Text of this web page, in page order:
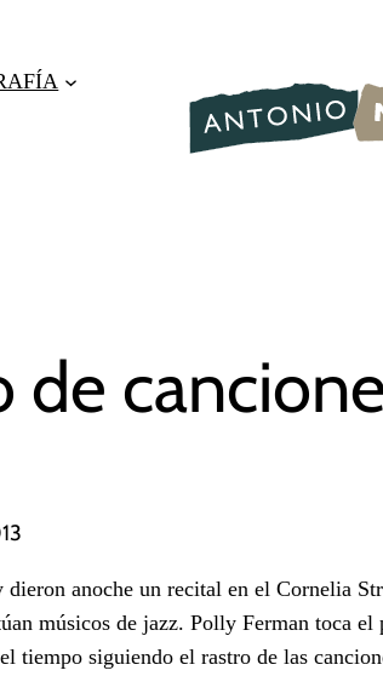
de
anoche un recital en el Cornelia
músicos de jazz. Polly Ferman toca
tiempo siguiendo el rastro de las